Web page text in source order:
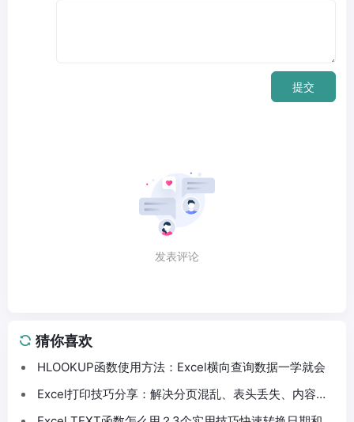
提交
发表评论
猜你喜欢
HLOOKUP函数使用方法：Excel横向查询数据一学就会
Excel打印技巧分享：解决分页混乱、表头丢失、内容截